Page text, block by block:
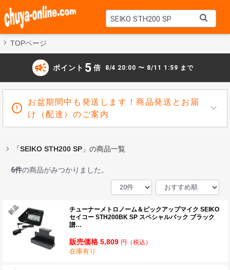
TOPページ
campaign ポイント 5 倍 8/4 20:00 〜 8/11 1:59 まで
お盆期間中も発送します！商品発送とお届
け（配達）のご案内
「SEIKO STH200 SP 」の商品一覧
6件の商品がみつかりました。
チューナーメトロノーム＆ピックアップマイク SEIKO
セイコー STH200BK SP スペシャルパック ブラック
譜…
販売価格 5,809 円 （税込）
在庫有り